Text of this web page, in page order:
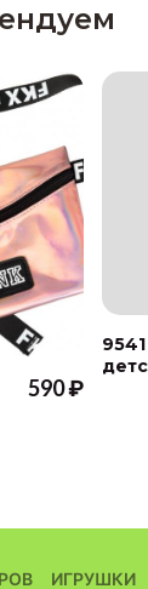
590 ₽
ИГРУШКИ